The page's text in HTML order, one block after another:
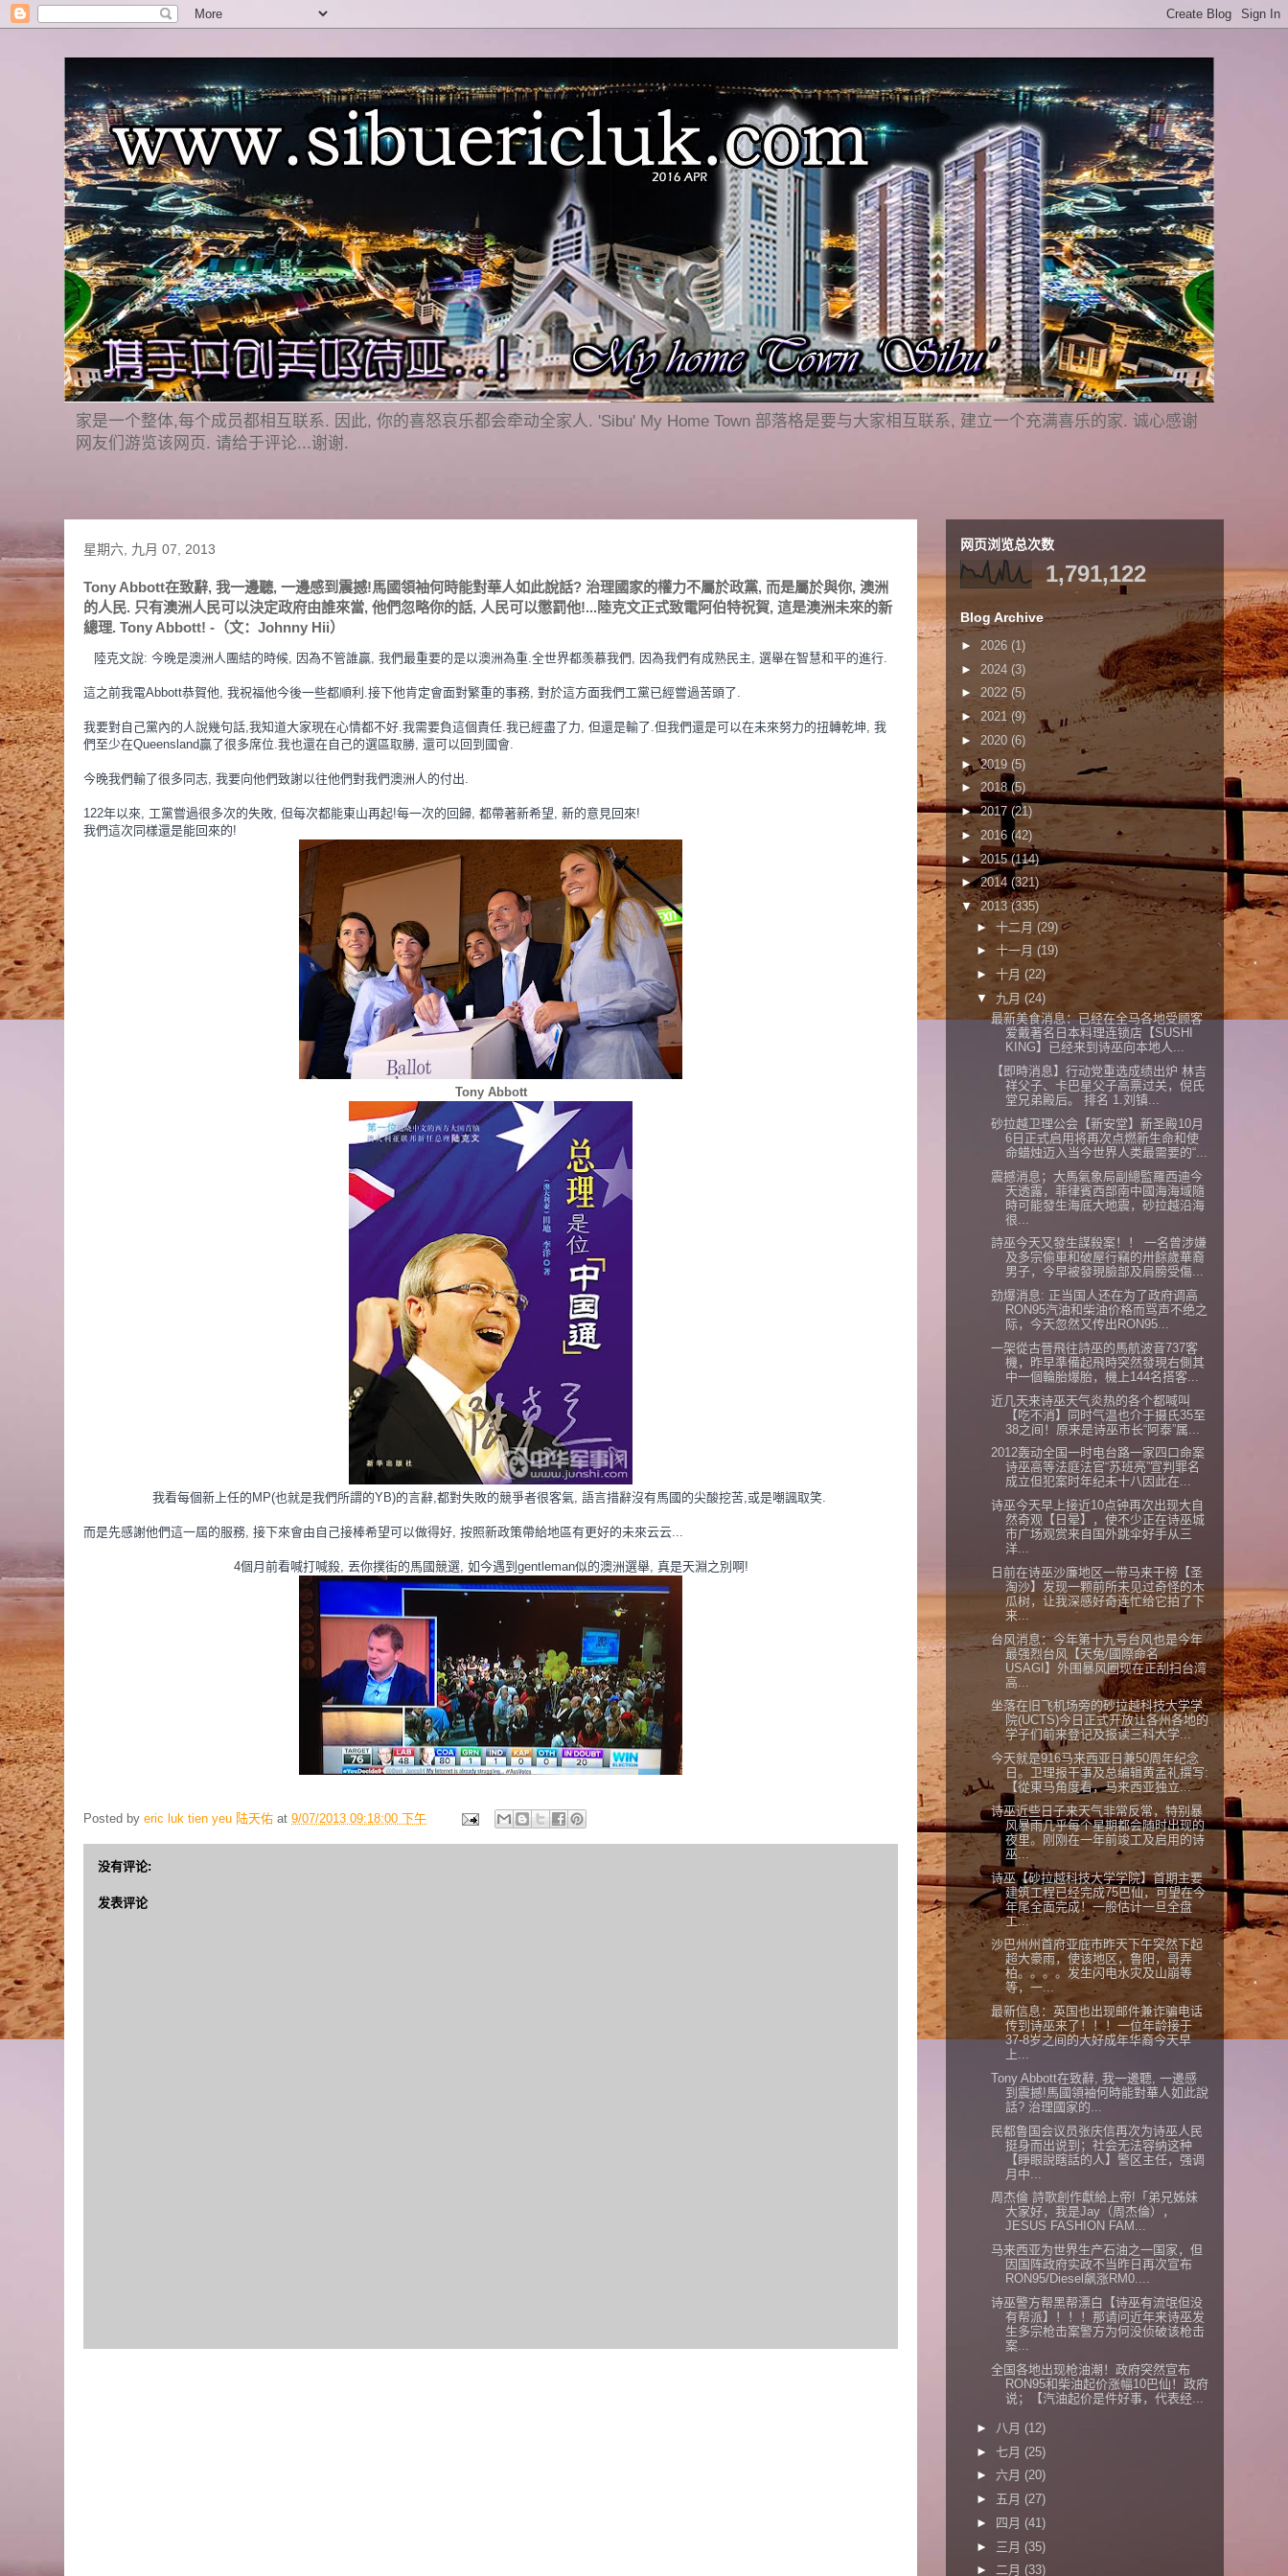
家是一个整体,每个成员都相互联系. 因此, 你的喜怒哀乐都会牵动全家人. 'Sibu' My Home Town 部落格是要与大家相互联系, 建立一个充满喜乐的家. 诚心感谢
网友们游览该网页. 请给于评论...谢谢.
星期六, 九月 07, 2013
Tony Abbott在致辭, 我一邊聽, 一邊感到震撼!馬國領袖何時能對華人如此說話? 治理國家的權力不屬於政黨, 而是屬於與你, 澳洲
的人民. 只有澳洲人民可以決定政府由誰來當, 他們忽略你的話, 人民可以懲罰他!...陸克文正式致電阿伯特祝賀, 這是澳洲未來的新
總理. Tony Abbott! -（文：Johnny Hii）
陸克文說: 今晚是澳洲人團結的時候, 因為不管誰贏, 我們最重要的是以澳洲為重.全世界都羡慕我們, 因為我們有成熟民主, 選舉在智慧和平的進行.
這之前我電Abbott恭賀他, 我祝福他今後一些都順利.接下他肯定會面對繁重的事務, 對於這方面我們工黨已經嘗過苦頭了.
我要對自己黨內的人說幾句話,我知道大家現在心情都不好.我需要負這個責任.我已經盡了力, 但還是輸了.但我們還是可以在未來努力的扭轉乾坤, 我
們至少在Queensland贏了很多席位.我也還在自己的選區取勝, 還可以回到國會.
今晚我們輸了很多同志, 我要向他們致謝以往他們對我們澳洲人的付出.
122年以來, 工黨嘗過很多次的失敗, 但每次都能東山再起!每一次的回歸, 都帶著新希望, 新的意見回來!
我們這次同樣還是能回來的!
Tony Abbott
我看每個新上任的MP(也就是我們所謂的YB)的言辭,都對失敗的競爭者很客氣, 語言措辭沒有馬國的尖酸挖苦,或是嘲諷取笑.
而是先感謝他們這一屆的服務, 接下來會由自己接棒希望可以做得好, 按照新政策帶給地區有更好的未來云云...
4個月前看喊打喊殺, 丟你撲街的馬國競選, 如今遇到gentleman似的澳洲選舉, 真是天淵之別啊!
Posted by eric luk tien yeu 陆天佑 at 9/07/2013 09:18:00 下午
没有评论:
发表评论
网页浏览总次数
1,791,122
Blog Archive
► 2026 (1)
► 2024 (3)
► 2022 (5)
► 2021 (9)
► 2020 (6)
►2019 (5)
► 2018(5)
►2017(21)
►2016 (42)
►2015(114)
►2014 (321)
▼2013(335)
► 十二月 (29)
► 十一月 (19)
► 十月 (22)
▼ 九月 (24)
最新美食消息：已经在全马各地受顾客
爱戴著名日本料理连锁店【SUSHI
KING】已经来到诗巫向本地人...
【即時消息】行动党重选成绩出炉 林吉
祥父子、卡巴星父子高票过关，倪氏
堂兄弟殿后。 排名 1.刘镇...
砂拉越卫理公会【新安堂】新圣殿10月
6日正式启用将再次点燃新生命和使
命蜡烛迈入当今世界人类最需要的“...
震撼消息；大馬氣象局副總監羅西迪今
天透露，菲律賓西部南中國海海域隨
時可能發生海底大地震，砂拉越沿海
很...
詩巫今天又發生謀殺案！！ 一名曾涉嫌
及多宗偷車和破屋行竊的卅餘歲華裔
男子，今早被發現臉部及肩膀受傷...
劲爆消息: 正当国人还在为了政府调高
RON95汽油和柴油价格而骂声不绝之
际，今天忽然又传出RON95...
一架從古晉飛往詩巫的馬航波音737客
機，昨早準備起飛時突然發現右側其
中一個輪胎爆胎，機上144名搭客...
近几天来诗巫天气炎热的各个都喊叫
【吃不消】同时气温也介于摄氏35至
38之间！原来是诗巫市长“阿泰”属...
2012轰动全国一时电台路一家四口命案
诗巫高等法庭法官“苏班亮”宣判罪名
成立但犯案时年纪未十八因此在...
诗巫今天早上接近10点钟再次出现大自
然奇观【日晕】，使不少正在诗巫城
市广场观赏来自国外跳伞好手从三
洋...
日前在诗巫沙廉地区一带马来干榜【圣
淘沙】发现一颗前所未见过奇怪的木
瓜树，让我深感好奇连忙给它拍了下
来...
台风消息：今年第十九号台风也是今年
最强烈台风【天兔/國際命名
USAGI】外围暴风圈现在正刮扫台湾
高...
坐落在旧飞机场旁的砂拉越科技大学学
院(UCTS)今日正式开放让各州各地的
学子们前来登记及报读三科大学...
今天就是916马来西亚日兼50周年纪念
日。卫理报干事及总编辑黄孟礼撰写:
【從東马角度看，马来西亚独立...
诗巫近些日子来天气非常反常，特别暴
风暴雨几乎每个星期都会随时出现的
夜里。刚刚在一年前竣工及启用的诗
巫...
诗巫【砂拉越科技大学学院】首期主要
建筑工程已经完成75巴仙，可望在今
年尾全面完成！一般估计一旦全盘
工...
沙巴州州首府亚庇市昨天下午突然下起
超大豪雨，使该地区，鲁阳，哥弄
柏。。。。发生闪电水灾及山崩等
等，一...
最新信息：英国也出现邮件兼诈骗电话
传到诗巫来了！！！一位年龄接于
37-8岁之间的大好成年华裔今天早
上...
Tony Abbott在致辭, 我一邊聽, 一邊感
到震撼!馬國領袖何時能對華人如此說
話? 治理國家的...
民都鲁国会议员张庆信再次为诗巫人民
挺身而出说到；社会无法容纳这种
【睜眼說瞎話的人】警区主任，强调
月中...
周杰倫 詩歌創作獻給上帝!「弟兄姊妹
大家好，我是Jay（周杰倫），
JESUS FASHION FAM...
马来西亚为世界生产石油之一国家，但
因国阵政府实政不当昨日再次宣布
RON95/Diesel飙涨RM0....
诗巫警方帮黑帮漂白【诗巫有流氓但没
有帮派】！！！那请问近年来诗巫发
生多宗枪击案警方为何没侦破该枪击
案...
全国各地出现枪油潮！政府突然宣布
RON95和柴油起价涨幅10巴仙！政府
说；【汽油起价是件好事，代表经...
► 八月 (12)
► 七月 (25)
► 六月 (20)
► 五月 (27)
►
四月 (41)
► 三月 (35)
► 二月 (33)